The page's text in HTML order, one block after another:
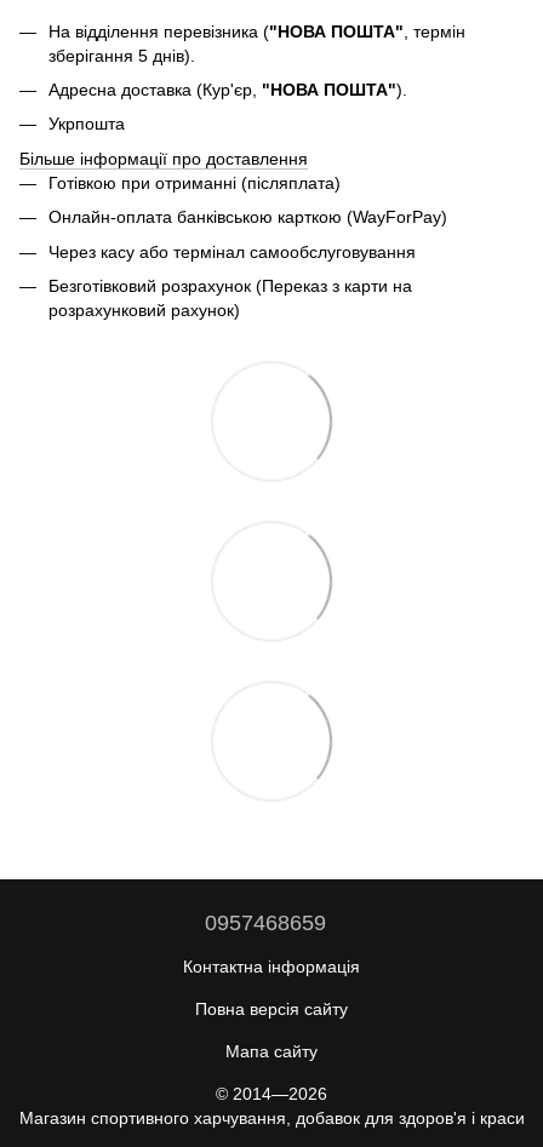
На відділення перевізника ("НОВА ПОШТА" , термін
зберігання 5 днів).
Адресна доставка (Кур'єр, "НОВА ПОШТА").
Укрпошта
Більше інформації про доставлення
Готівкою при отриманні (післяплата)
Онлайн-оплата банківською карткою (WayForPay)
Через касу або термінал самообслуговування
Безготівковий розрахунок (Переказ з карти на
розрахунковий рахунок)
0957468659
Контактна інформація
Повна версія сайту
Мапа сайту
© 2014—2026
Магазин спортивного харчування, добавок для здоров'я і краси